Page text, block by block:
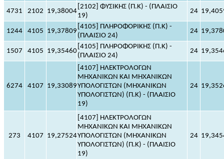
4731 2102 19,38004
[2102] ΦΥΣΙΚΗΣ (Π.Κ) - (ΠΛΑΙΣΙΟ
19)
24
1244 4105 19,37809
[4105] ΠΛΗΡΟΦΟΡΙΚΗΣ (Π.Κ) -
(ΠΛΑΙΣΙΟ 24)
24
1507 4105 19,35460
[4105] ΠΛΗΡΟΦΟΡΙΚΗΣ (Π.Κ) -
(ΠΛΑΙΣΙΟ 24)
24
6274 4107 19,33089
[4107] ΗΛΕΚΤΡΟΛΟΓΩΝ
ΜΗΧΑΝΙΚΩΝ ΚΑΙ ΜΗΧΑΝΙΚΩΝ
ΥΠΟΛΟΓΙΣΤΩΝ (ΜΗΧΑΝΙΚΩΝ
ΥΠΟΛΟΓΙΣΤΩΝ) (Π.Κ) - (ΠΛΑΙΣΙΟ
19)
24
273 4107 19,27524
[4107] ΗΛΕΚΤΡΟΛΟΓΩΝ
ΜΗΧΑΝΙΚΩΝ ΚΑΙ ΜΗΧΑΝΙΚΩΝ
ΥΠΟΛΟΓΙΣΤΩΝ (ΜΗΧΑΝΙΚΩΝ
ΥΠΟΛΟΓΙΣΤΩΝ) (Π.Κ) - (ΠΛΑΙΣΙΟ
19)
24